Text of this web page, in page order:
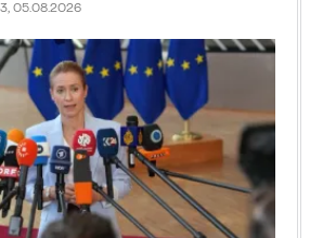
05.08.2026